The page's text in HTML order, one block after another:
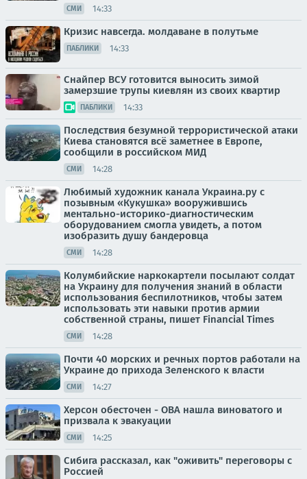
СМИ 14:33
Кризис навсегда. молдаване в полутьме
ПАБЛИКИ 14:33
Снайпер ВСУ готовится выносить зимой
замерзшие трупы киевлян из своих квартир
ПАБЛИКИ 14:33
Последствия безумной террористической атаки
Киева становятся всё заметнее в Европе,
сообщили в российском МИД
СМИ 14:28
Любимый художник канала Украина.ру с
позывным «Кукушка» вооружившись
ментально-историко-диагностическим
оборудованием смогла увидеть, а потом
изобразить душу бандеровца
СМИ 14:28
Колумбийские наркокартели посылают солдат
на Украину для получения знаний в области
использования беспилотников, чтобы затем
использовать эти навыки против армии
собственной страны, пишет Financial Times
СМИ 14:28
Почти 40 морских и речных портов работали на
Украине до прихода Зеленского к власти
СМИ 14:27
Херсон обесточен - ОВА нашла виноватого и
призвала к эвакуации
СМИ 14:25
Сибига рассказал, как "оживить" переговоры с
Россией